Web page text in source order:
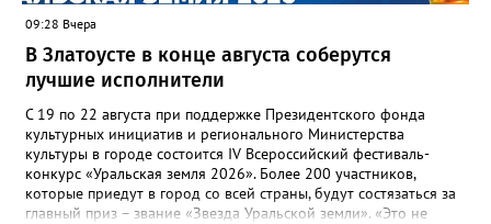
09:28 Вчера
В Златоусте в конце августа соберутся
лучшие исполнители
С 19 по 22 августа при поддержке Президентского фонда
культурных инициатив и регионального Министерства
культуры в городе состоится IV Всероссийский фестиваль-
конкурс «Уральская земля 2026». Более 200 участников,
которые приедут в город со всей страны, будут состязаться за
главный приз – звание «Звезда Уральской земли». «Это не